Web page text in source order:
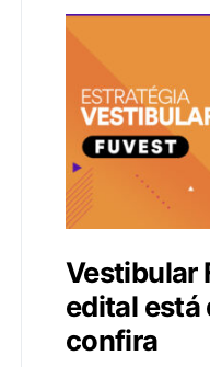
Vestibular
edital está
confira